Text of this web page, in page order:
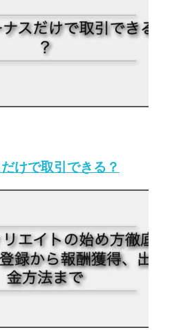
けで取引できる？